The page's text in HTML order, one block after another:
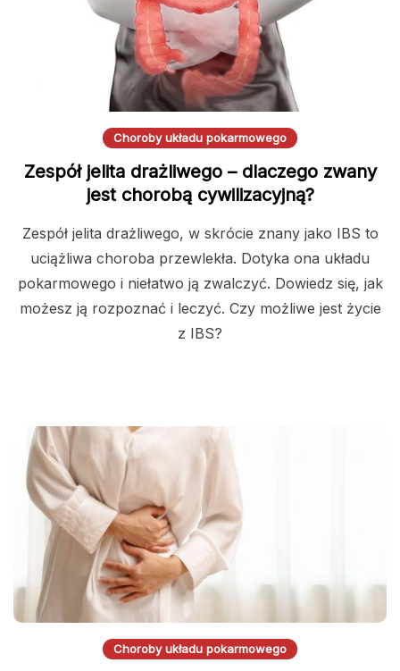
Choroby układu pokarmowego
Zespół jelita drażliwego – dlaczego zwany
jest chorobą cywilizacyjną?
Zespół jelita drażliwego, w skrócie znany jako IBS to
uciążliwa choroba przewlekła. Dotyka ona układu
pokarmowego i niełatwo ją zwalczyć. Dowiedz się, jak
możesz ją rozpoznać i leczyć. Czy możliwe jest życie
z IBS?
Choroby układu pokarmowego